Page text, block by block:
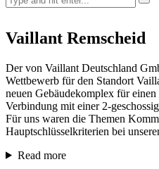
Vaillant Remscheid
Der von Vaillant Deutschland
Wettbewerb für den Standort
neuen Gebäudekomplex für
Verbindung mit einer 2-
Für uns waren die Themen
Hauptschlüsselkriterien bei
Read more